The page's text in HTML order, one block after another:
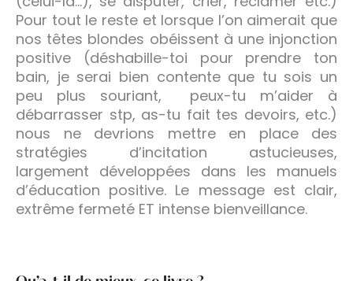
Pour tout le reste et lorsque l’on aimerait que
nos têtes blondes obéissent à une injonction
positive (déshabille-toi pour prendre ton
bain, je serai bien contente que tu sois un
peu plus souriant, peux-tu m’aider à
débarrasser stp, as-tu fait tes devoirs, etc.)
nous ne devrions mettre en place des
stratégies d’incitation astucieuses,
largement développées dans les manuels
d’éducation positive. Le message est clair,
extrême fermeté ET intense bienveillance.